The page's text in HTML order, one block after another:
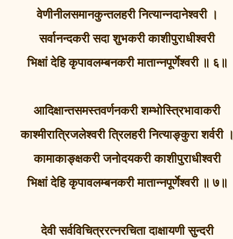
वेणीनीलसमानकुन्तलहरी नित्यान्नदानेश्वरी ।
सर्वानन्दकरी सदा शुभकरी काशीपुराधीश्वरी
भिक्षां देहि कृपावलम्बनकरी मातान्नपूर्णेश्वरी ॥ ६॥
आदिक्षान्तसमस्तवर्णनकरी शम्भोस्त्रिभावाकरी
काश्मीरात्रिजलेश्वरी त्रिलहरी नित्याङ्कुरा शर्वरी ।
कामाकाङ्क्षकरी जनोदयकरी काशीपुराधीश्वरी
भिक्षां देहि कृपावलम्बनकरी मातान्नपूर्णेश्वरी ॥ ७॥
देवी सर्वविचित्ररत्नरचिता दाक्षायणी सुन्दरी